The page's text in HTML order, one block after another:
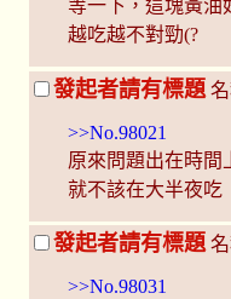
等一下，這塊黃油
越吃越不對勁(?
發起者請有標題
>>No.98021
原來問題出在時間
就不該在大半夜吃
發起者請有標題名
>>No.98031